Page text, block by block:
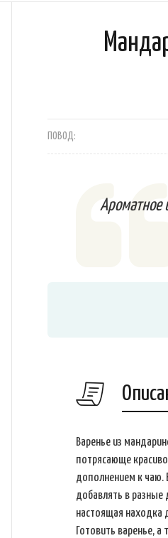
ПОВОД:
Ароматное
Варенье из
потрясающе
дополнением к чаю.
добавлять в разные
настоящая находка
Готовить варенье,